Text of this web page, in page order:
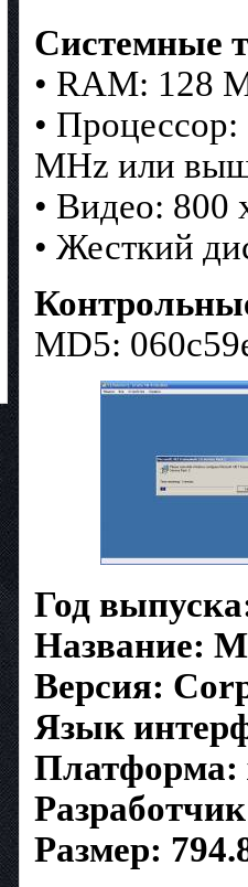
Системные
• RAM: 128
•
MHz или
• Видео: 800
• Жесткий
MD5:
Год
Название:
Версия:
Язык
Платформа:
Размер: